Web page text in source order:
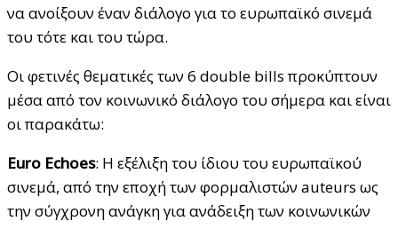
να ανοίξουν έναν διάλογο για το ευρωπαϊκό σινεμά
του τότε και του τώρα.
Οι φετινές θεματικές των 6 double bills προκύπτουν
μέσα από τον κοινωνικό διάλογο του σήμερα και είναι
οι παρακάτω:
Euro Echoes: Η εξέλιξη του ίδιου του ευρωπαϊκού
σινεμά, από την εποχή των φορμαλιστών auteurs ως
την σύγχρονη ανάγκη για ανάδειξη των κοινωνικών